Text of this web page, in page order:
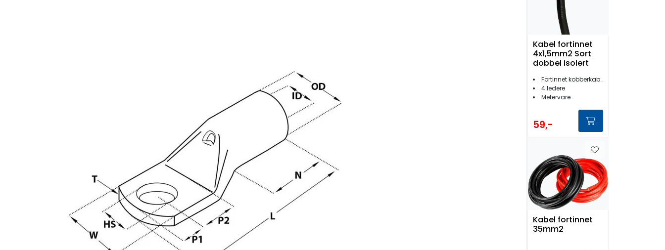
Kabel fortinnet
4x1,5mm2 Sort
dobbel isolert
Fortinnet kobberkabel
4 ledere
Metervare
59,-
Kabel fortinnet
35mm2